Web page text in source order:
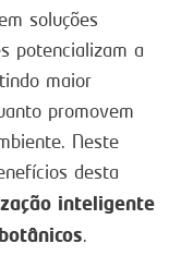
soluções
potencializam a
maior
promovem
Neste
desta
inteligente
.